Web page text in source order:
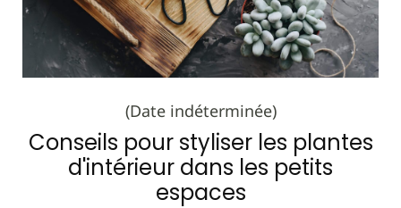
(Date indéterminée)
Conseils pour styliser les plantes
d'intérieur dans les petits
espaces